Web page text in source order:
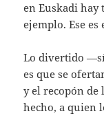
en Euskadi
ejemplo. Ese
Lo divertido
es que se
y el recopón
hecho, a quien